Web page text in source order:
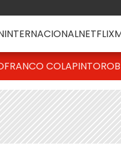
INTERNACIONALNETFLIX
FRANCO COLAPINTO